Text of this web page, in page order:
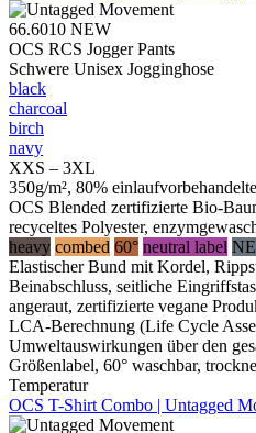
66.6010 NEW
OCS RCS Jogger Pants
Schwere Unisex Jogginghose
black
charcoal
birch
navy
XXS – 3XL
350g/m², 80%
OCS Blended zertifizierte Bio-
recyceltes Polyester,
heavy combed 60° neutral label
Elastischer Bund mit Kordel,
Beinabschluss, seitliche
angeraut, zertifizierte vegane
LCA-Berechnung (Life Cycle
Umweltauswirkungen über den
Größenlabel, 60° waschbar,
Temperatur
OCS T-Shirt Combo | Untagged